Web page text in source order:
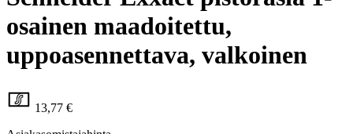
osainen maadoitettu,
uppoasennettava, valkoinen
13,77 €